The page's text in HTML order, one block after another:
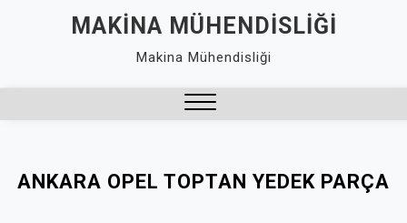
MAKINA MÜHENDISLIĞI
Makina Mühendisliği
ANKARA OPEL TOPTAN YEDEK PARÇA